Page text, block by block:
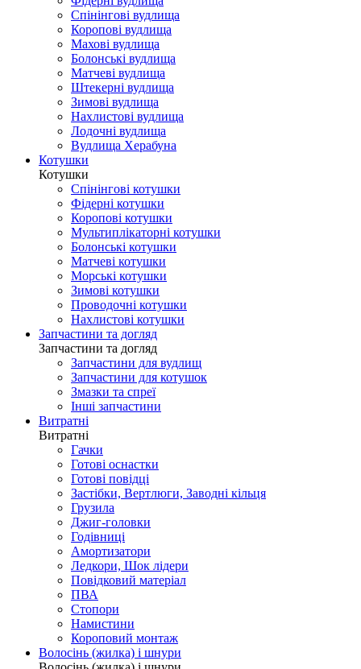
Спінінгові вудлища
Коропові вудлища
Махові вудлища
Болонські вудлища
Матчеві вудлища
Штекерні вудлища
Зимові вудлища
Нахлистові вудлища
Лодочні вудлища
Вудлища Херабуна
Котушки
Котушки
Спінінгові котушки
Фідерні котушки
Коропові котушки
Мультиплікаторні котушки
Болонські котушки
Матчеві котушки
Морські котушки
Зимові котушки
Проводочні котушки
Нахлистові котушки
Запчастини та догляд
Запчастини та догляд
Запчастини для вудлищ
Запчастини для котушок
Змазки та спреї
Інші запчастини
Витратні
Витратні
Гачки
Готові оснастки
Готові повідці
Застібки, Вертлюги, Заводні кільця
Грузила
Джиг-головки
Годівниці
Амортизатори
Ледкори, Шок лідери
Повідковий матеріал
ПВА
Стопори
Намистини
Короповий монтаж
Волосінь (жилка) і шнури